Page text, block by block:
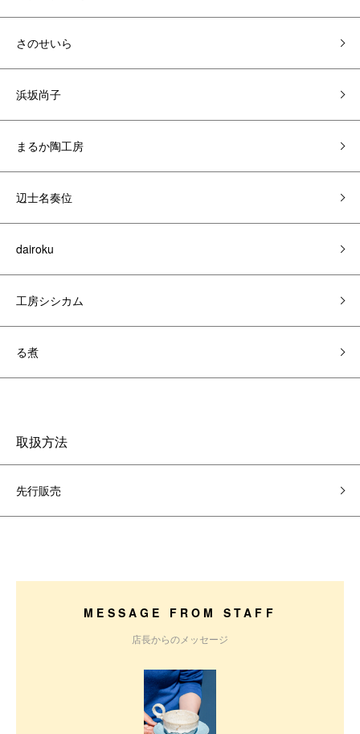
さのせいら
浜坂尚子
まるか陶工房
辺士名奏位
dairoku
工房シシカム
る煮
取扱方法
先行販売
MESSAGE FROM STAFF
店長からのメッセージ